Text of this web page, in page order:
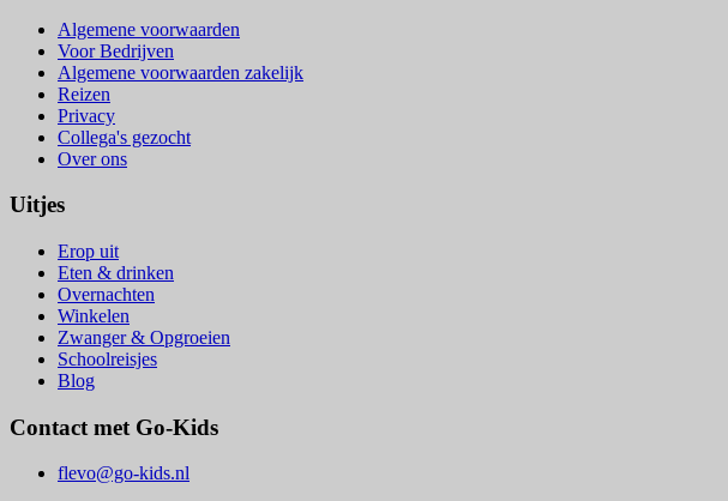
Algemene voorwaarden
Voor Bedrijven
Algemene voorwaarden zakelijk
Reizen
Privacy
Collega's gezocht
Over ons
Uitjes
Erop uit
Eten & drinken
Overnachten
Winkelen
Zwanger & Opgroeien
Schoolreisjes
Blog
Contact met Go-Kids
flevo@go-kids.nl